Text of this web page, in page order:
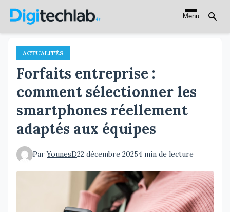
Aller
principal
Menu
ACTUALITÉS
Forfaits entreprise :
comment sélectionner les
smartphones réellement
adaptés aux équipes
ParYounesD22 décembre 20254 min de lecture